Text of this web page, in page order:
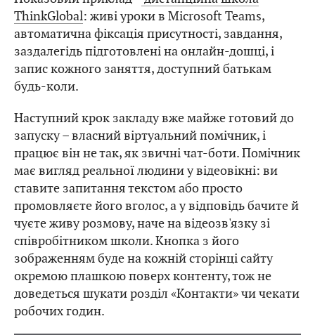
ThinkGlobal: живі уроки в Microsoft Teams,
автоматична фіксація присутності, завдання,
заздалегідь підготовлені на онлайн-дошці, і
запис кожного заняття, доступний батькам
будь-коли.
Наступний крок закладу вже майже готовий до
запуску – власний віртуальний помічник, і
працює він не так, як звичні чат-боти. Помічник
має вигляд реальної людини у відеовікні: ви
ставите запитання текстом або просто
промовляєте його вголос, а у відповідь бачите й
чуєте живу розмову, наче на відеозв'язку зі
співробітником школи. Кнопка з його
зображенням буде на кожній сторінці сайту
окремою плашкою поверх контенту, тож не
доведеться шукати розділ «Контакти» чи чекати
робочих годин.